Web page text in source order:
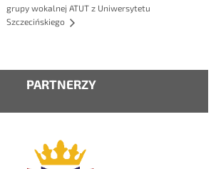
grupy wokalnej ATUT z Uniwersytetu
Szczecińskiego
PARTNERZY